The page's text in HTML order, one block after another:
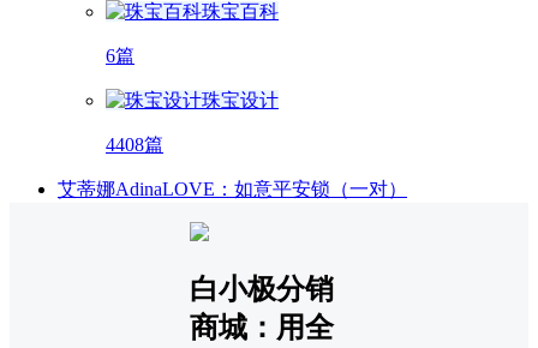
珠宝百科
6篇
珠宝设计
4408篇
艾蒂娜AdinaLOVE：如意平安锁（一对）
白小极分销
商城：用全